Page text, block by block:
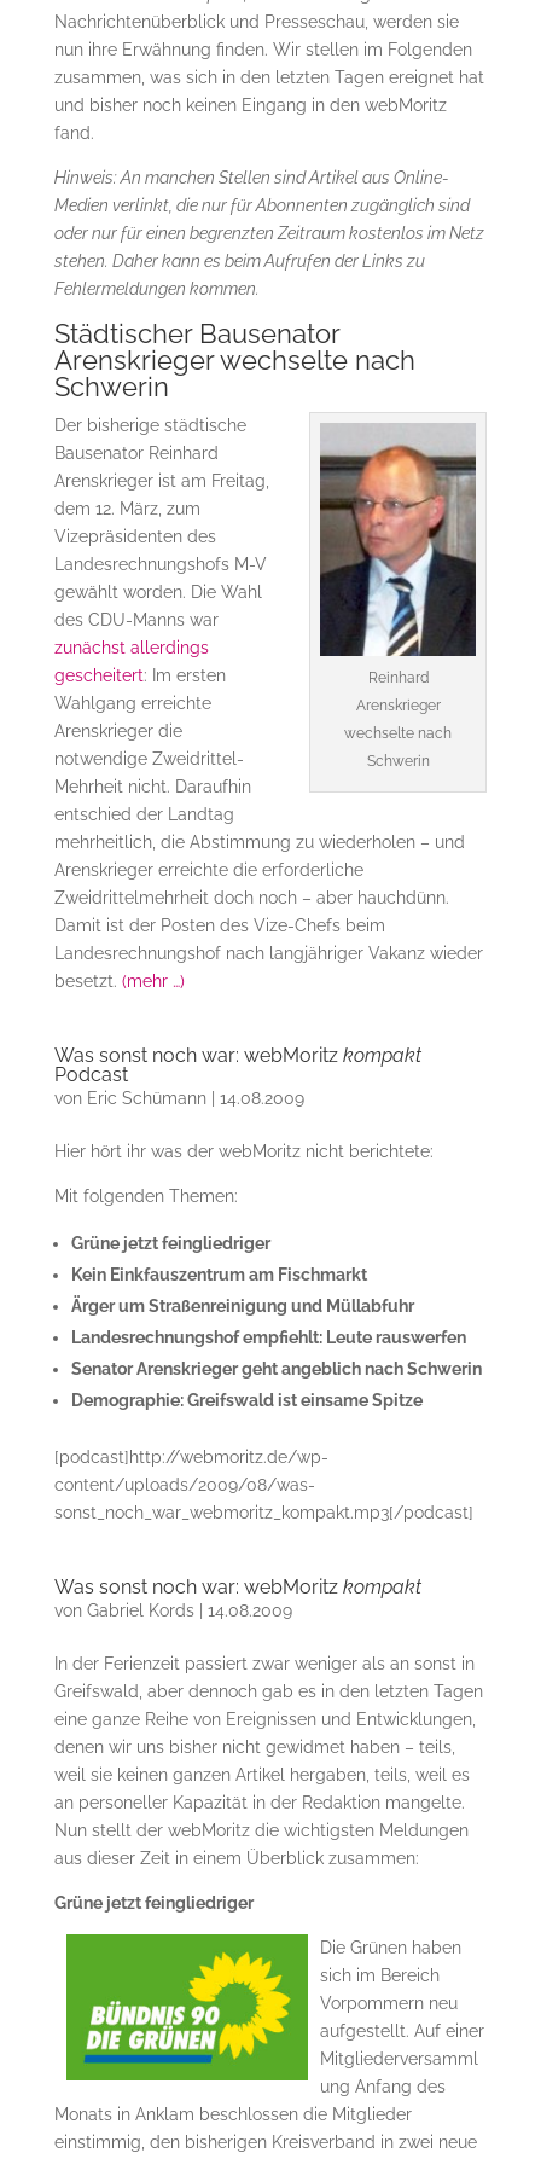
Nachrichtenüberblick und Presseschau, werden sie
nun ihre Erwähnung finden. Wir stellen im Folgenden
zusammen, was sich in den letzten Tagen ereignet hat
und bisher noch keinen Eingang in den webMoritz
fand.
Hinweis: An manchen Stellen sind Artikel aus Online-
Medien verlinkt, die nur für Abonnenten zugänglich sind
oder nur für einen begrenzten Zeitraum kostenlos im Netz
stehen. Daher kann es beim Aufrufen der Links zu
Fehlermeldungen kommen.
Städtischer Bausenator
Arenskrieger wechselte nach
Schwerin
Reinhard
Arenskrieger
wechselte nach
Schwerin
Der bisherige städtische
Bausenator Reinhard
Arenskrieger ist am Freitag,
dem 12. März, zum
Vizepräsidenten des
Landesrechnungshofs M-V
gewählt worden. Die Wahl
des CDU-Manns war
zunächst allerdings
gescheitert: Im ersten
Wahlgang erreichte
Arenskrieger die
notwendige Zweidrittel-
Mehrheit nicht. Daraufhin
entschied der Landtag
mehrheitlich, die Abstimmung zu wiederholen – und
Arenskrieger erreichte die erforderliche
Zweidrittelmehrheit doch noch – aber hauchdünn.
Damit ist der Posten des Vize-Chefs beim
Landesrechnungshof nach langjähriger Vakanz wieder
besetzt. (mehr …)
Was sonst noch war: webMoritz kompakt
Podcast
von Eric Schümann| 14.08.2009
Hier hört ihr was der webMoritz nicht berichtete:
Mit folgenden Themen:
Grüne jetzt feingliedriger
Kein Einkfauszentrum am Fischmarkt
Ärger um Straßenreinigung und Müllabfuhr
Landesrechnungshof empfiehlt: Leute rauswerfen
Senator Arenskrieger geht angeblich nach Schwerin
Demographie: Greifswald ist einsame Spitze
[podcast]http://webmoritz.de/wp-
content/uploads/2009/08/was-
sonst_noch_war_webmoritz_kompakt.mp3[/podcast]
Was sonst noch war: webMoritz kompakt
von Gabriel Kords| 14.08.2009
In der Ferienzeit passiert zwar weniger als an sonst in
Greifswald, aber dennoch gab es in den letzten Tagen
eine ganze Reihe von Ereignissen und Entwicklungen,
denen wir uns bisher nicht gewidmet haben – teils,
weil sie keinen ganzen Artikel hergaben, teils, weil es
an personeller Kapazität in der Redaktion mangelte.
Nun stellt der webMoritz die wichtigsten Meldungen
aus dieser Zeit in einem Überblick zusammen:
Grüne jetzt feingliedriger
Die Grünen haben
sich im Bereich
Vorpommern neu
aufgestellt. Auf einer
Mitgliederversamml
ung Anfang des
Monats in Anklam beschlossen die Mitglieder
einstimmig, den bisherigen Kreisverband in zwei neue